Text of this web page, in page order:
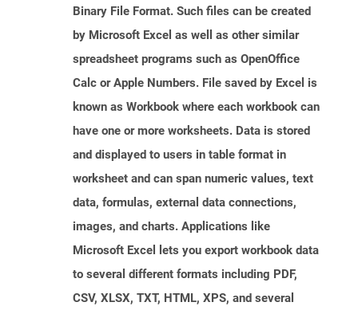
Binary File Format. Such files can be created
by Microsoft Excel as well as other similar
spreadsheet programs such as OpenOffice
Calc or Apple Numbers. File saved by Excel is
known as Workbook where each workbook can
have one or more worksheets. Data is stored
and displayed to users in table format in
worksheet and can span numeric values, text
data, formulas, external data connections,
images, and charts. Applications like
Microsoft Excel lets you export workbook data
to several different formats including PDF,
CSV, XLSX, TXT, HTML, XPS, and several